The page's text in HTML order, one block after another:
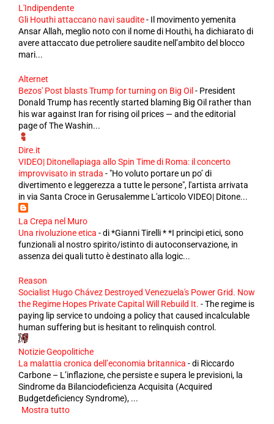
L'Indipendente
Gli Houthi attaccano navi saudite- Il movimento yemenita
Ansar Allah, meglio noto con il nome di Houthi, ha dichiarato di
avere attaccato due petroliere saudite nell’ambito del blocco
mari...
Alternet
Bezos' Post blasts Trump for turning on Big Oil - President
Donald Trump has recently started blaming Big Oil rather than
his war against Iran for rising oil prices — and the editorial
page of The Washin...
Dire.it
VIDEO| Ditonellapiaga allo Spin Time di Roma: il concerto
improvvisato in strada - "Ho voluto portare un po’ di
divertimento e leggerezza a tutte le persone", l'artista arrivata
in via Santa Croce in Gerusalemme L'articolo VIDEO| Ditone...
La Crepa nel Muro
Una rivoluzione etica -di *Gianni Tirelli * *I principi etici, sono
funzionali al nostro spirito/istinto di autoconservazione, in
assenza dei quali tutto è destinato alla logic...
Reason
Socialist Hugo Chávez Destroyed Venezuela's Power Grid. Now
the Regime Hopes Private Capital Will Rebuild It. -The regime is
paying lip service to undoing a policy that caused incalculable
human suffering but is hesitant to relinquish control.
Notizie Geopolitiche
La malattia cronica dell’economia britannica -di Riccardo
Carbone – L’inflazione, che persiste e supera le previsioni, la
Sindrome da Bilanciodeficienza Acquisita (Acquired
Budgetdeficiency Syndrome), ...
Mostra tutto